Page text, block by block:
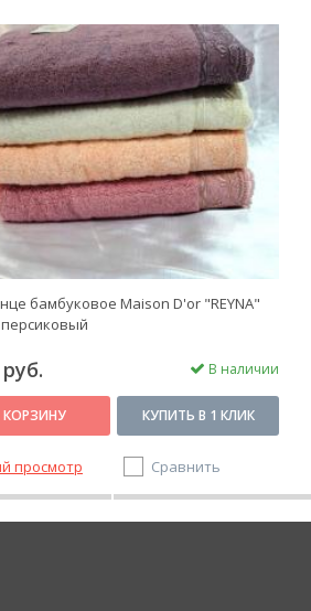
бамбуковое Maison D'or "REYNA"
персиковый
В наличии
КОРЗИНУ КУПИТЬ В 1 КЛИК
просмотр Сравнить